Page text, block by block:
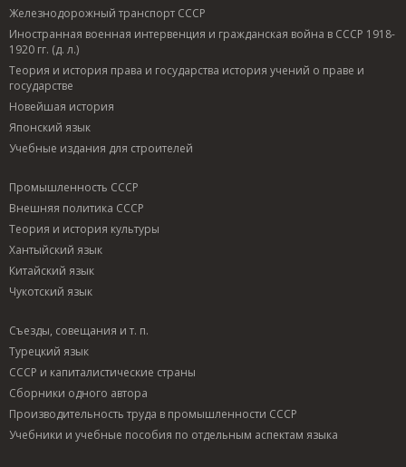
Железнодорожный транспорт СССР
Иностранная военная интервенция и гражданская война в СССР 1918-
1920 гг. (д. л.)
Теория и история права и государства история учений о праве и
государстве
Новейшая история
Японский язык
Учебные издания для строителей
Промышленность СССР
Внешняя политика СССР
Теория и история культуры
Хантыйский язык
Китайский язык
Чукотский язык
Съезды, совещания и т. п.
Турецкий язык
СССР и капиталистические страны
Сборники одного автора
Производительность труда в промышленности СССР
Учебники и учебные пособия по отдельным аспектам языка